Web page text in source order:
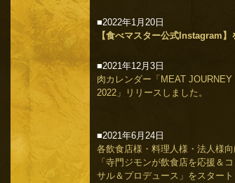
■2022年1月20日
【食べマスター公式Instagram】
■2021年12月3日
肉カレンダー「MEAT JOURNEY
2022」リリースしました。
■2021年6月24日
各飲食店様・料理人様・法人様向
「寺門ジモンが飲食店を応援＆コ
サル＆プロデュース」をスタート